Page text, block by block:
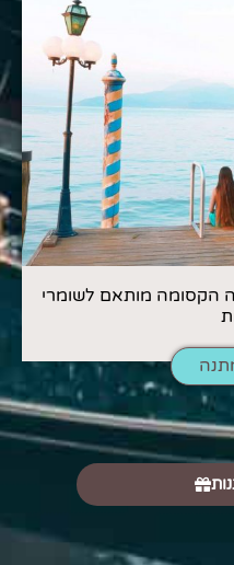
הקסומה מותאם לשומרי